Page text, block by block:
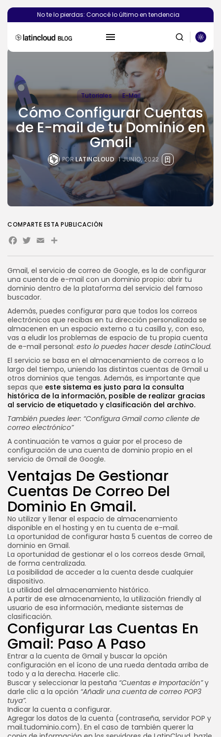
No te lo pierdas: Conocé lo último en tendencia
BUSCAR
PUBLICACIONES RECIENTES
Novedades
¿Deberías crear el sitio web de...
PORSEBASTIÁN PINEDA 6 AGOSTO, 2026
Novedades
Vibecoding: qué es y cómo
afecta...
rendimiento, velocidad y...
SEBASTIÁN PINEDA 21 JULIO, 2026
CATEGORÍAS DE TENDENCIA
Tutoriales
112 Artículos
Novedades
56 Artículos
Marketing Online
37 Artículos
Internet
33 Artículos
Negocios
33 Artículos
SEGUINOS
Tutoriales E-Mail
Cómo Configurar Cuentas
de E-mail de tu Dominio en
Gmail
PORLATINCLOUD 1 JUNIO, 2022
Gmail, el servicio de correo de Google, es la de configurar
una cuenta de e-mail con un dominio propio: abrir tu
dominio dentro de la plataforma del servicio del famoso
buscador.
Además, puedes configurar para que todos los correos
electrónicos que recibas en tu dirección personalizada se
almacenen en un espacio externo a tu casilla y, con eso,
vas a eludir los problemas de espacio de tu propia cuenta
de e-mail personal: esto lo puedes hacer desde LatinCloud.
El servicio se basa en el almacenamiento de correos a lo
largo del tiempo, uniendo las distintas cuentas de Gmail u
otros dominios que tengas. Además, es importante que
sepas que este sistema es justo para la consulta
histórica de la información, posible de realizar gracias
al servicio de etiquetado y clasificación del archivo.
También puedes leer: “Configura Gmail como cliente de
correo electrónico”
A continuación te vamos a guiar por el proceso de
configuración de una cuenta de dominio propio en el
servicio de Gmail de Google.
Ventajas De Gestionar
Cuentas De Correo Del
Dominio En Gmail.
No utilizar y llenar el espacio de almacenamiento
disponible en el hosting y en tu cuenta de e-mail.
La oportunidad de configurar hasta 5 cuentas de correo de
dominio en Gmail.
La oportunidad de gestionar el o los correos desde Gmail,
de forma centralizada.
La posibilidad de acceder a la cuenta desde cualquier
dispositivo.
La utilidad del almacenamiento histórico.
A partir de ese almacenamiento, la utilización friendly al
usuario de esa información, mediante sistemas de
clasificación.
Configurar Las Cuentas En
Gmail: Paso A Paso
Entrar a la cuenta de Gmail y buscar la opción
configuración en el ícono de una rueda dentada arriba de
todo y a la derecha. Hacerle clic.
Buscar y seleccionar la pestaña “Cuentas e Importación”y
darle clic a la opción “Añadir una cuenta de correo POP3
tuya”.
Indicar la cuenta a configurar.
Agregar los datos de la cuenta (contraseña, servidor POP y
mail.tudominio.com). En el caso de también querer la
COMPARTE ESTA PUBLICACIÓN
Facebook
Twitter
EmailShare